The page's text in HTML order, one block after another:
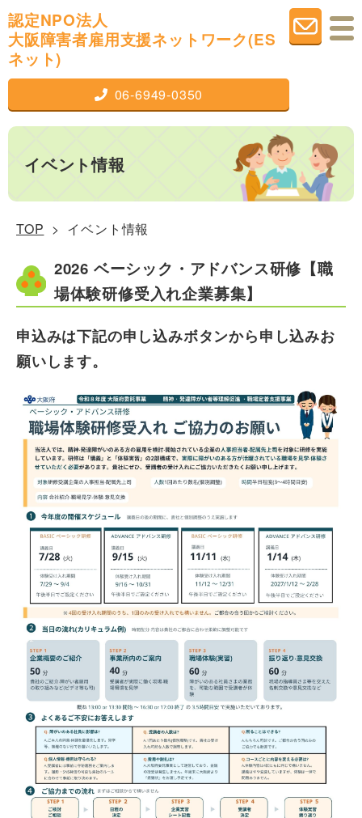
認定NPO法人
大阪障害者雇用支援ネットワーク(ES
ネット)
06-6949-0350
イベント情報
TOP > イベント情報
2026 ベーシック・アドバンス研修【職
場体験研修受入れ企業募集】
申込みは下記の申し込みボタンから申し込みお
願いします。